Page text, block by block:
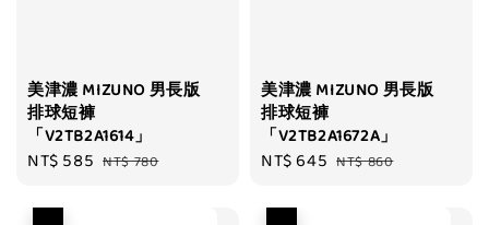
美津濃 MIZUNO 男長版
排球短褲
「V2TB2A1614」
Sale
NT$ 585 Regular
NT$ 780
美津濃 MIZUNO 男長版
排球短褲
「V2TB2A1672A」
Sale
NT$ 645 Regular
NT$ 860